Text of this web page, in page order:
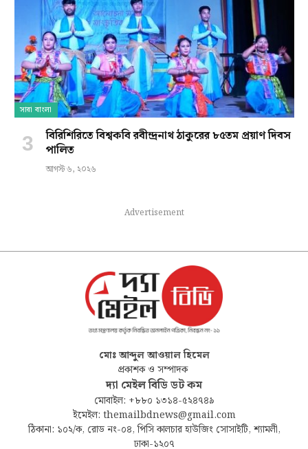
সারা বাংলা
বিরিশিরিতে বিশ্বকবি রবীন্দ্রনাথ ঠাকুরের ৮৫তম প্রয়াণ দিবস
পালিত
আগস্ট ৬, ২০২৬
Advertisement
মোঃ আব্দুল আওয়াল হিমেল
প্রকাশক ও সম্পাদক
দ্যা মেইল বিডি ডট কম
মোবাইল: +৮৮০ ১৩১৪-৫২৪৭৪৯
ইমেইল: themailbdnews@gmail.com
ঠিকানা: ১০২/ক, রোড নং-০৪, পিসি কালচার হাউজিং সোসাইটি, শ্যামলী,
ঢাকা-১২০৭